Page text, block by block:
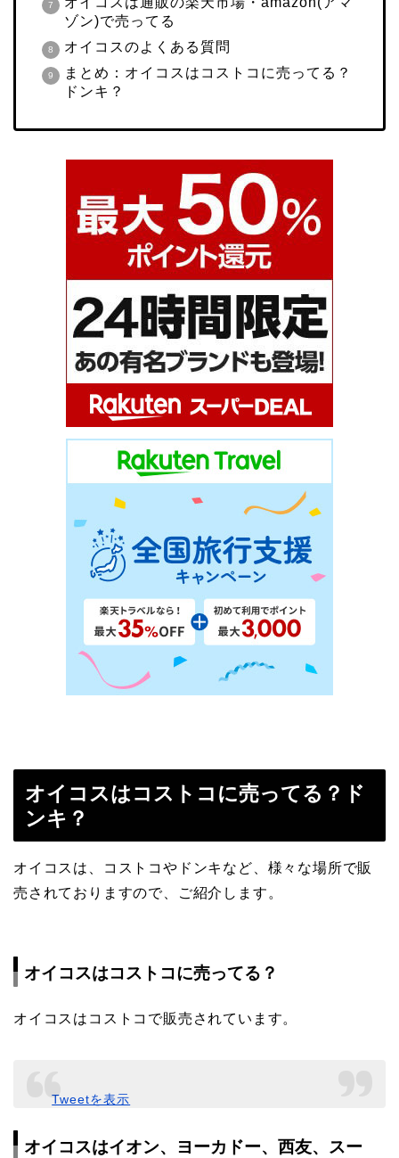
ゾン)で売ってる
オイコスのよくある質問
まとめ：オイコスはコストコに売ってる？
ドンキ？
オイコスはコストコに売ってる？ド
ンキ？
オイコスは、コストコやドンキなど、様々な場所で販
売されておりますので、ご紹介します。
オイコスはコストコに売ってる？
オイコスはコストコで販売されています。
Tweetを表示
オイコスはイオン、ヨーカドー、西友、スー